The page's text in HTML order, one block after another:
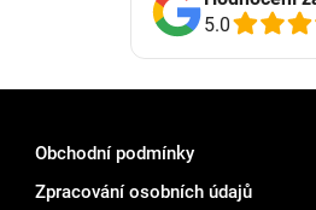
5.0
Obchodní podmínky
Zpracování osobních údajů